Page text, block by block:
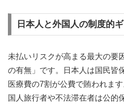
日本人と外国人の制度的
未払いリスクが高まる最大の要
の有無」です。日本人は国民皆
医療費の7割が公費で賄われま
国人旅行者や不法滞在者は公的